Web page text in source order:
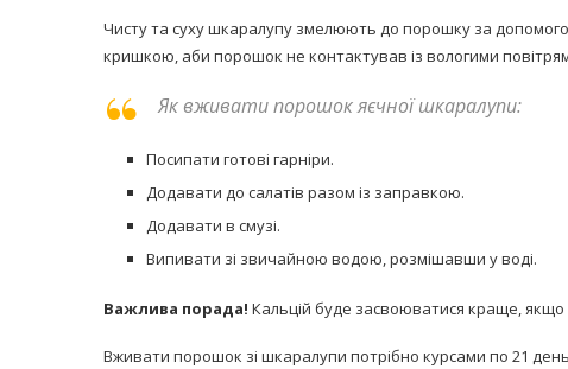
Чисту та суху шкаралупу змелюють до порошку за
кришкою, аби порошок не контактував із вологими
Як вживати порошок яєчної шкаралупи:
Посипати готові гарніри.
Додавати до салатів разом із заправкою.
Додавати в смузі.
Випивати зі звичайною водою, розмішавши у воді.
Важлива порада! Кальцій буде засвоюватися краще,
Вживати порошок зі шкаралупи потрібно курсами по 21